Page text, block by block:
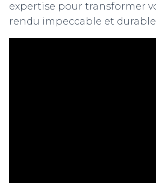
expertise pour transformer
rendu impeccable et